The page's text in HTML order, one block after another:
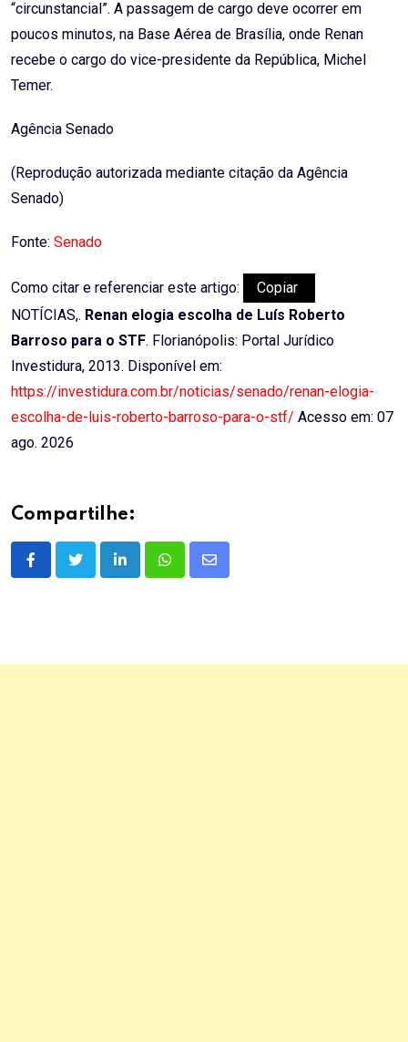
“circunstancial”. A passagem de cargo deve ocorrer em
poucos minutos, na Base Aérea de Brasília, onde Renan
recebe o cargo do vice-presidente da República, Michel
Temer.
Agência Senado
(Reprodução autorizada mediante citação da Agência
Senado)
Fonte: Senado
Como citar e referenciar este artigo:
Copiar
NOTÍCIAS,. Renan elogia escolha de Luís Roberto
Barroso para o STF. Florianópolis: Portal Jurídico
Investidura, 2013. Disponível em:
https://investidura.com.br/noticias/senado/renan-elogia-
escolha-de-luis-roberto-barroso-para-o-stf/ Acesso em: 07
ago. 2026
Compartilhe:
LinkedInWhatsappShare